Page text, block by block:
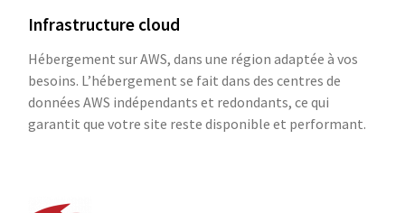
Infrastructure cloud
Hébergement sur AWS, dans une région adaptée à vos
besoins. L’hébergement se fait dans des centres de
données AWS indépendants et redondants, ce qui
garantit que votre site reste disponible et performant.